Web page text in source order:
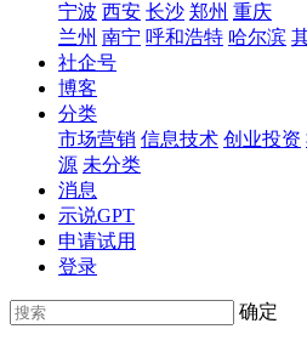
宁波 西安 长沙 郑州 重庆
兰州 南宁 呼和浩特 哈尔滨
社企号
博客
分类
市场营销 信息技术 创业投资
源 未分类
消息
示说GPT
申请试用
登录
确定